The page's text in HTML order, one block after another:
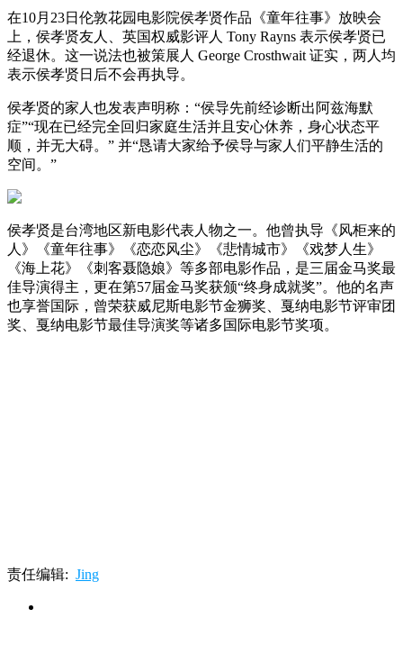
在10月23日伦敦花园电影院侯孝贤作品《童年往事》放映会
上，侯孝贤友人、英国权威影评人 Tony Rayns 表示侯孝贤已
经退休。这一说法也被策展人 George Crosthwait 证实，两人均
表示侯孝贤日后不会再执导。
侯孝贤的家人也发表声明称：“侯导先前经诊断出阿兹海默
症”“现在已经完全回归家庭生活并且安心休养，身心状态平
顺，并无大碍。” 并“恳请大家给予侯导与家人们平静生活的
空间。”
侯孝贤是台湾地区新电影代表人物之一。他曾执导《风柜来的
人》《童年往事》《恋恋风尘》《悲情城市》《戏梦人生》
《海上花》《刺客聂隐娘》等多部电影作品，是三届金马奖最
佳导演得主，更在第57届金马奖获颁“终身成就奖”。他的名声
也享誉国际，曾荣获威尼斯电影节金狮奖、戛纳电影节评审团
奖、戛纳电影节最佳导演奖等诸多国际电影节奖项。
责任编辑: Jing